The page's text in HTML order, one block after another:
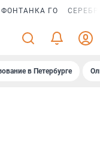
ФОНТАНКА ГО
в Петербурге